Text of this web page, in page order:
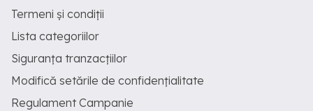
Termeni și condiții
Lista categoriilor
Siguranța tranzacțiilor
Modifică setările de confidențialitate
Regulament Campanie